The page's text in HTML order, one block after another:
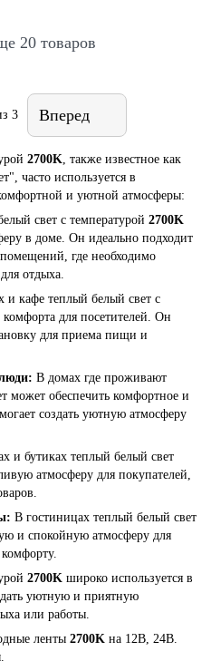
20 товаров
3 Вперед
2700K, также известное как
часто используется в
и уютной атмосферы:
свет с температурой 2700K
в доме. Он идеально подходит
где необходимо
отдыха.
и кафе теплый белый свет с
для посетителей. Он
для приема пищи и
В домах где проживают
может обеспечить комфортное и
создать уютную атмосферу
и бутиках теплый белый свет
атмосферу для покупателей,
В гостиницах теплый белый свет
и спокойную атмосферу для
2700K широко используется в
уютную и приятную
или работы.
ленты 2700K на 12В, 24В.